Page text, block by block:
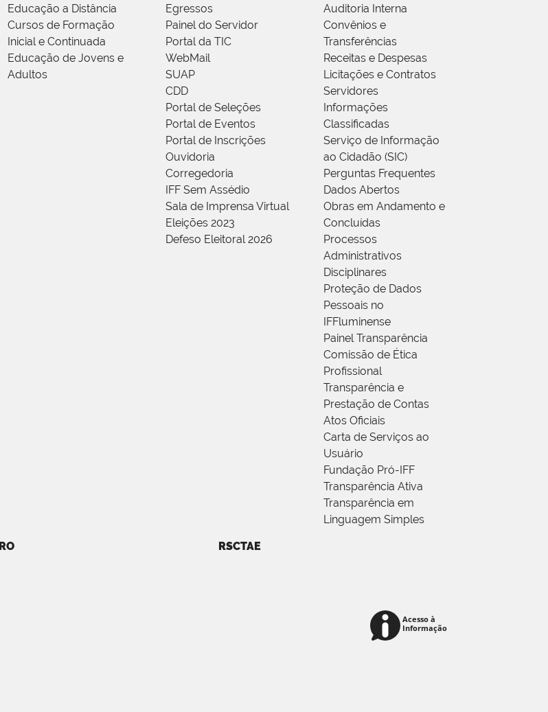
Educação a Distância
Cursos de Formação
Inicial e Continuada
Educação de Jovens e
Adultos
Egressos
Painel do Servidor
Portal da TIC
WebMail
SUAP
CDD
Portal de Seleções
Portal de Eventos
Portal de Inscrições
Ouvidoria
Corregedoria
IFF Sem Assédio
Sala de Imprensa Virtual
Eleições 2023
Defeso Eleitoral 2026
Auditoria Interna
Convênios e
Transferências
Receitas e Despesas
Licitações e Contratos
Servidores
Informações
Classificadas
Serviço de Informação
ao Cidadão (SIC)
Perguntas Frequentes
Dados Abertos
Obras em Andamento e
Concluídas
Processos
Administrativos
Disciplinares
Proteção de Dados
Pessoais no
IFFluminense
Painel Transparência
Comissão de Ética
Profissional
Transparência e
Prestação de Contas
Atos Oficiais
Carta de Serviços ao
Usuário
Fundação Pró-IFF
Transparência Ativa
Transparência em
Linguagem Simples
RSCTAE